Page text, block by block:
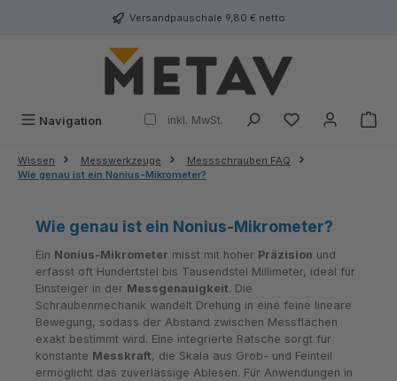
Versandpauschale 9,80 € netto
Navigation inkl. MwSt.
Wissen Messwerkzeuge
Messschrauben FAQ
Wie genau ist ein Nonius-Mikrometer?
Wie genau ist ein Nonius-Mikrometer?
Ein Nonius-Mikrometer misst mit hoher Präzision und
erfasst oft Hundertstel bis Tausendstel Millimeter, ideal für
Einsteiger in der Messgenauigkeit. Die
Schraubenmechanik wandelt Drehung in eine feine lineare
Bewegung, sodass der Abstand zwischen Messflächen
exakt bestimmt wird. Eine integrierte Ratsche sorgt für
konstante Messkraft, die Skala aus Grob- und Feinteil
ermöglicht das zuverlässige Ablesen. Für Anwendungen in